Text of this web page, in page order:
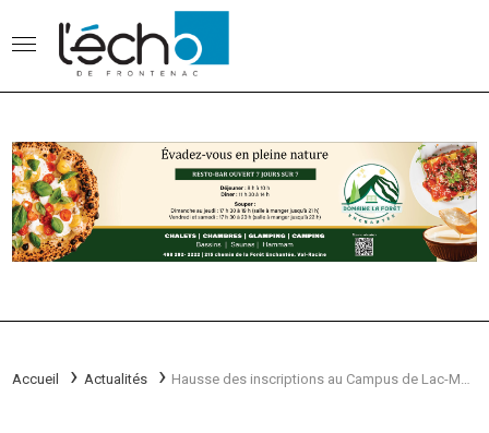
Accueil Actualités